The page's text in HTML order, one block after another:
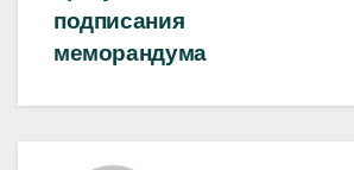
подписания
меморандума